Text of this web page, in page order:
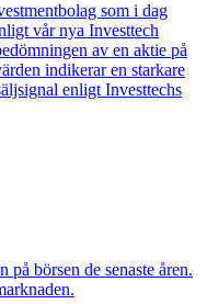
som i dag
vår nya Investtech
av en aktie på
indikerar en starkare
enligt Investtechs
börsen de senaste åren.